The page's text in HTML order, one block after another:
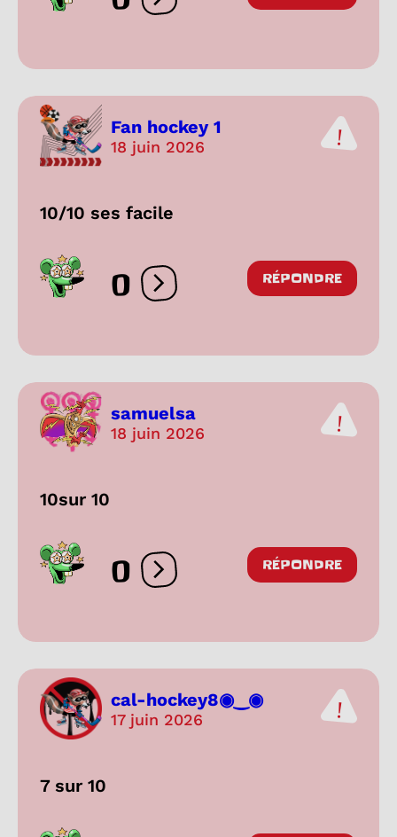
Ouvrir les réactions
Fan hockey 1
18 juin 2026
10/10 ses facile
0 Ouvrir les réactions
RÉPONDRE
samuelsa
18 juin 2026
10sur 10
0 Ouvrir les réactions
RÉPONDRE
cal-hockey8◉‿◉
17 juin 2026
7 sur 10